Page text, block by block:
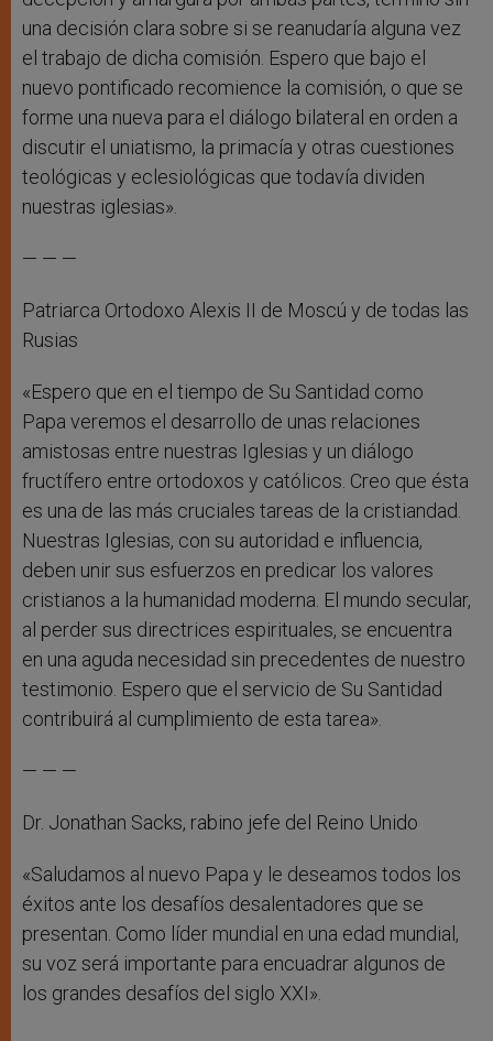
una decisión clara sobre si se reanudaría alguna vez
el trabajo de dicha comisión. Espero que bajo el
nuevo pontificado recomience la comisión, o que se
forme una nueva para el diálogo bilateral en orden a
discutir el uniatismo, la primacía y otras cuestiones
teológicas y eclesiológicas que todavía dividen
nuestras iglesias».
— — —
Patriarca Ortodoxo Alexis II de Moscú y de todas las
Rusias
«Espero que en el tiempo de Su Santidad como
Papa veremos el desarrollo de unas relaciones
amistosas entre nuestras Iglesias y un diálogo
fructífero entre ortodoxos y católicos. Creo que ésta
es una de las más cruciales tareas de la cristiandad.
Nuestras Iglesias, con su autoridad e influencia,
deben unir sus esfuerzos en predicar los valores
cristianos a la humanidad moderna. El mundo secular,
al perder sus directrices espirituales, se encuentra
en una aguda necesidad sin precedentes de nuestro
testimonio. Espero que el servicio de Su Santidad
contribuirá al cumplimiento de esta tarea».
— — —
Dr. Jonathan Sacks, rabino jefe del Reino Unido
«Saludamos al nuevo Papa y le deseamos todos los
éxitos ante los desafíos desalentadores que se
presentan. Como líder mundial en una edad mundial,
su voz será importante para encuadrar algunos de
los grandes desafíos del siglo XXI».